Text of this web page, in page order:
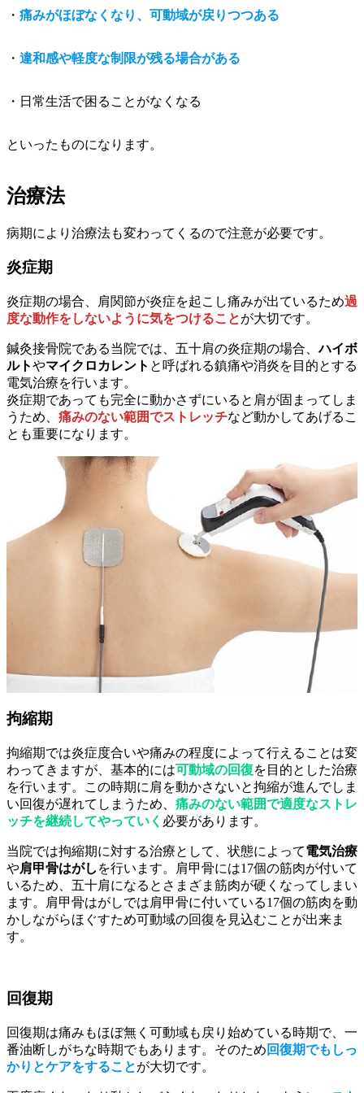
・ 痛みがほぼなくなり、可動域が戻りつつある
・ 違和感や軽度な制限が残る場合がある
・日常生活で困ることがなくなる
といったものになります。
治療法
病期により治療法も変わってくるので注意が必要です。
炎症期
炎症期の場合、肩関節が炎症を起こし痛みが出ているため過
度な動作をしないように気をつけることが大切です。
鍼灸接骨院である当院では、五十肩の炎症期の場合、ハイボ
ルトやマイクロカレント と呼ばれる鎮痛や消炎を目的とする
電気治療を行います。
炎症期であっても完全に動かさずにいると肩が固まってしま
うため、 痛みのない範囲でストレッチなど動かしてあげるこ
とも重要になります。
拘縮期
拘縮期では炎症度合いや痛みの程度によって行えることは変
わってきますが、基本的には可動域の回復を目的とした治療
を行います。この時期に肩を動かさないと拘縮が進んでしま
い回復が遅れてしまうため、 痛みのない範囲で適度なストレ
ッチを継続してやっていく 必要があります。
当院では拘縮期に対する治療として、状態によって電気治療
や肩甲骨はがし を行います。肩甲骨には17個の筋肉が付いて
いるため、五十肩になるとさまざま筋肉が硬くなってしまい
ます。肩甲骨はがしでは肩甲骨に付いている17個の筋肉を動
かしながらほぐすため可動域の回復を見込むことが出来ま
す。
回復期
回復期は痛みもほぼ無く可動域も戻り始めている時期で、一
番油断しがちな時期でもあります。そのため 回復期でもしっ
かりとケアをすることが大切です。